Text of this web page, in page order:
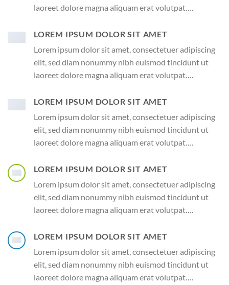
laoreet dolore magna aliquam erat volutpat….
LOREM IPSUM DOLOR SIT AMET
Lorem ipsum dolor sit amet, consectetuer adipiscing
elit, sed diam nonummy nibh euismod tincidunt ut
laoreet dolore magna aliquam erat volutpat….
LOREM IPSUM DOLOR SIT AMET
Lorem ipsum dolor sit amet, consectetuer adipiscing
elit, sed diam nonummy nibh euismod tincidunt ut
laoreet dolore magna aliquam erat volutpat….
LOREM IPSUM DOLOR SIT AMET
Lorem ipsum dolor sit amet, consectetuer adipiscing
elit, sed diam nonummy nibh euismod tincidunt ut
laoreet dolore magna aliquam erat volutpat….
LOREM IPSUM DOLOR SIT AMET
Lorem ipsum dolor sit amet, consectetuer adipiscing
elit, sed diam nonummy nibh euismod tincidunt ut
laoreet dolore magna aliquam erat volutpat….